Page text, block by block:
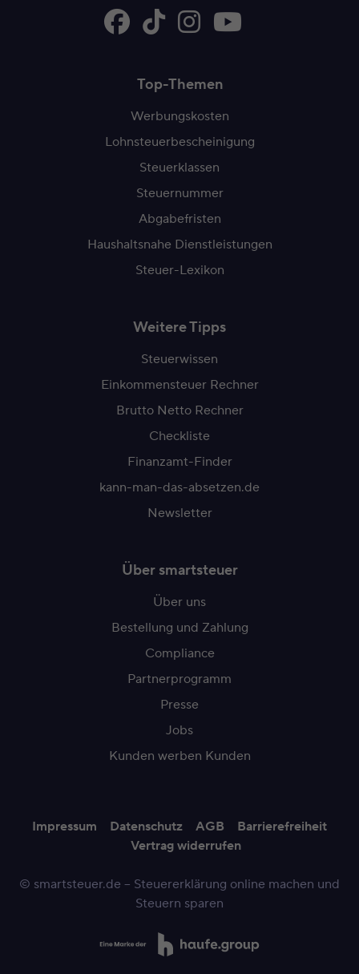
Top-Themen
Werbungskosten
Lohnsteuerbescheinigung
Steuerklassen
Steuernummer
Abgabefristen
Haushaltsnahe Dienstleistungen
Steuer-Lexikon
Weitere Tipps
Steuerwissen
Einkommensteuer Rechner
Brutto Netto Rechner
Checkliste
Finanzamt-Finder
kann-man-das-absetzen.de
Newsletter
Über smartsteuer
Über uns
Bestellung und Zahlung
Compliance
Partnerprogramm
Presse
Jobs
Kunden werben Kunden
Impressum Datenschutz AGB
Barrierefreiheit
Vertrag widerrufen
© smartsteuer.de – Steuererklärung online machen und
Steuern sparen